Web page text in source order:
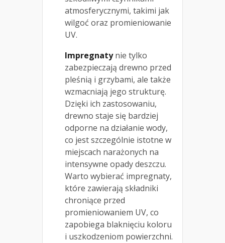
atmosferycznymi, takimi jak
wilgoć oraz promieniowanie
UV.
Impregnatynie tylko
zabezpieczają drewno przed
pleśnią i grzybami, ale także
wzmacniają jego strukturę.
Dzięki ich zastosowaniu,
drewno staje się bardziej
odporne na działanie wody,
co jest szczególnie istotne w
miejscach narażonych na
intensywne opady deszczu.
Warto wybierać impregnaty,
które zawierają składniki
chroniące przed
promieniowaniem UV, co
zapobiega blaknięciu koloru
i uszkodzeniom powierzchni.